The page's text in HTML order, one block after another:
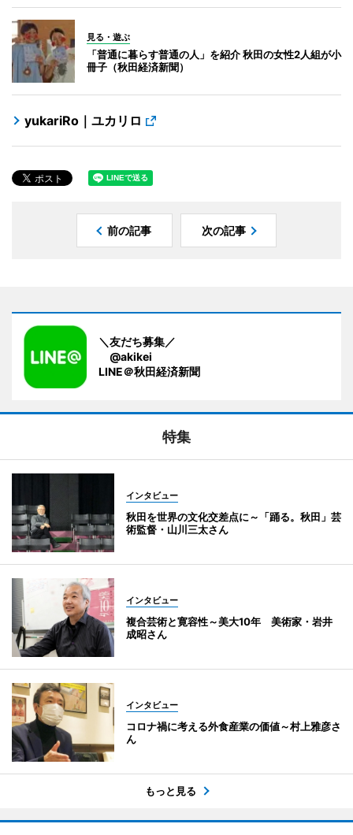
見る・遊ぶ
「普通に暮らす普通の人」を紹介 秋田の女性2人組が小
冊子（秋田経済新聞）
yukariRo｜ユカリロ
前の記事 次の記事
＼友だち募集／
@akikei
LINE＠秋田経済新聞
特集
インタビュー
秋田を世界の文化交差点に～「踊る。秋田」芸
術監督・山川三太さん
インタビュー
複合芸術と寛容性～美大10年 美術家・岩井
成昭さん
インタビュー
コロナ禍に考える外食産業の価値～村上雅彦さ
ん
もっと見る